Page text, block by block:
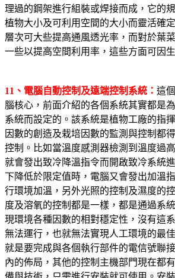
理過的鋼架進行組裝或焊接而成，它的
植物大小及可利用空間的大小而靈活確
層次可大些提高通風透光率，而對於葉
一些以提高空間利用率，這些方面可因
11 、電腦自動控制及遠端控制系統： 這
腦核心，前面介紹的各個系統其實都是
系統而設定的。該系統是植物工廠的指
因數的創造及栽培因數的監測與控制都
控制。比如當溫度感測器檢測到溫度過
就會發出致冷降溫指令而開啟致冷系統
下降低於限定值時，電腦又會發出加溫
行環境加溫，另外光照的控制及濕度的
度及溶氧的控制都是一樣，都是通過系
現環境各種因數的相對穩定性，沒有這
無法運行，也就無法實現人工環境的最
就是要完成與各個執行部件的電信號聯
內的佈局，其他的控制主機部門現在都